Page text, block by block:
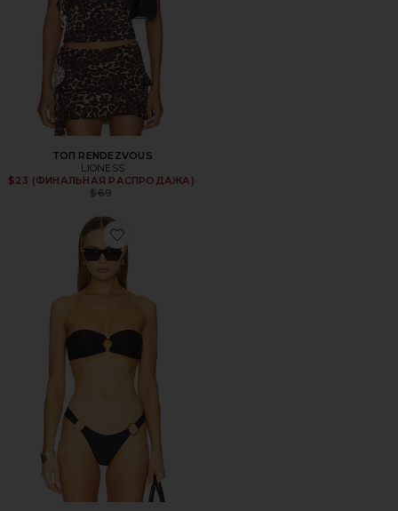
ТОП RENDEZVOUS
LIONESS
$23 (ФИНАЛЬНАЯ РАСПРОДАЖА)
Previous price:
$69
Favorite ТОП BINX